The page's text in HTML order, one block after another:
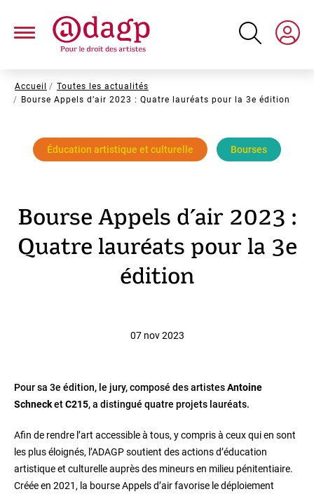
contenu
Fil
d'Ariane
Accueil
Toutes les actualités
Bourse Appels d’air 2023 : Quatre lauréats pour la 3e édition
Éducation artistique et culturelle Bourses
Bourse Appels d’air 2023 :
Quatre lauréats pour la 3e
édition
07 nov 2023
Pour sa 3e édition, le jury, composé des artistesAntoine
SchnecketC215, a distingué quatre projets lauréats.
Afin de rendre l’art accessible à tous, y compris à ceux qui en sont
les plus éloignés, l’ADAGP soutient des actions d’éducation
artistique et culturelle auprès des mineurs en milieu pénitentiaire.
Créée en 2021, la bourse Appels d’air favorise le déploiement